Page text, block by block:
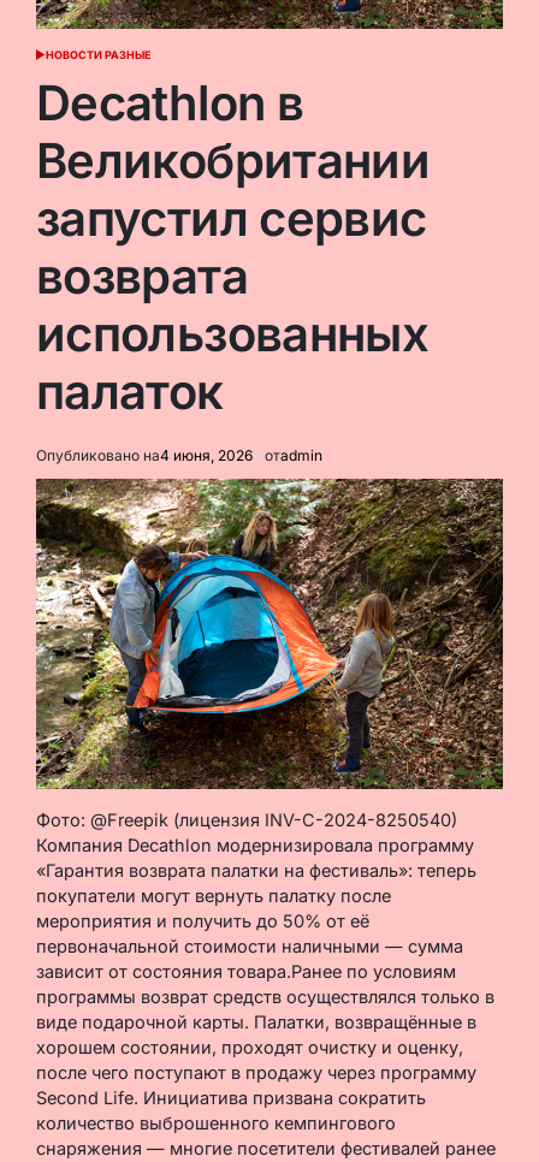
ОПУБЛИКОВАНО
НОВОСТИ РАЗНЫЕ
Decathlon в
Великобритании
запустил сервис
возврата
использованных
палаток
Опубликовано на4 июня, 2026 отadmin
Фото: @Freepik (лицензия INV-C-2024-8250540)
Компания Decathlon модернизировала программу
«Гарантия возврата палатки на фестиваль»: теперь
покупатели могут вернуть палатку после
мероприятия и получить до 50% от её
первоначальной стоимости наличными — сумма
зависит от состояния товара.Ранее по условиям
программы возврат средств осуществлялся только в
виде подарочной карты. Палатки, возвращённые в
хорошем состоянии, проходят очистку и оценку,
после чего поступают в продажу через программу
Second Life. Инициатива призвана сократить
количество выброшенного кемпингового
снаряжения — многие посетители фестивалей ранее